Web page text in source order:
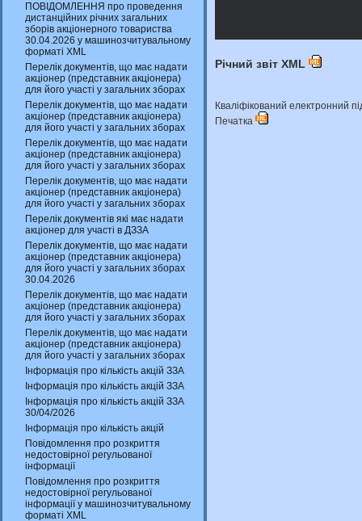
ПОВІДОМЛЕННЯ про проведення
дистанційних річних загальних
зборів акціонерного товариства
30.04.2026 у машинозчитувальному
форматі XML
Перелік документів, що має надати
акціонер (представник акціонера)
для його участі у загальних зборах
Перелік документів, що має надати
акціонер (представник акціонера)
для його участі у загальних зборах
Перелік документів, що має надати
акціонер (представник акціонера)
для його участі у загальних зборах
Перелік документів, що має надати
акціонер (представник акціонера)
для його участі у загальних зборах
Перелік документів які має надати
акціонер для участі в ДЗЗА
Перелік документів, що має надати
акціонер (представник акціонера)
для його участі у загальних зборах
30.04.2026
Перелік документів, що має надати
акціонер (представник акціонера)
для його участі у загальних зборах
Перелік документів, що має надати
акціонер (представник акціонера)
для його участі у загальних зборах
Інформація про кількість акцій ЗЗА
Інформація про кількість акцій ЗЗА
Інформація про кількість акцій ЗЗА
30/04/2026
Інформація про кількість акцій
Повідомлення про розкриття
недостовірної регульованої
інформації
Повідомлення про розкриття
недостовірної регульованої
інформації у машинозчитувальному
форматі XML
Річний звіт XML
Кваліфікований електронний
Печатка